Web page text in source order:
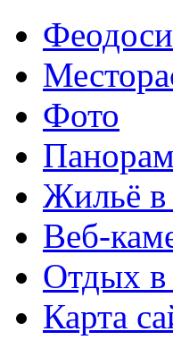
Фото
Жильё
Веб-
Отдых в
Карта